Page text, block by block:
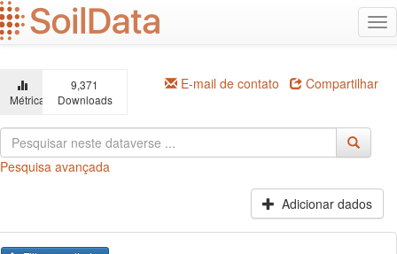
Ir
para
o
principal
Métricas
9,371
Downloads
E-mail de contato Compartilhar
Pesquisa avançada
Adicionar dados